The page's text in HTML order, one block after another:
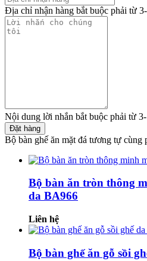
Địa chỉ nhận hàng bắt buộc phải từ
Nội dung lời nhắn bắt buộc phải từ
Đặt hàng
Bộ bàn ghế ăn mặt đá tương tự cùng
Bộ bàn ăn tròn thông
da BA966
Liên hệ
Bộ bàn ghế ăn gỗ sồi